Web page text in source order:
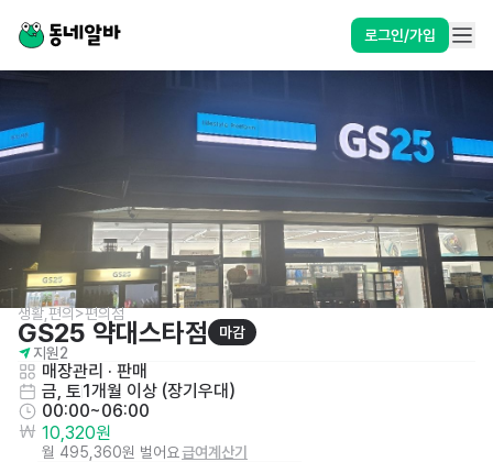
로그인/가입
생활,편의>편의점
GS25 약대스타점
마감
지원2
매장관리 · 판매
금, 토1개월 이상 (장기우대)
00:00~06:00
10,320원
월 495,360원 벌어요급여계산기